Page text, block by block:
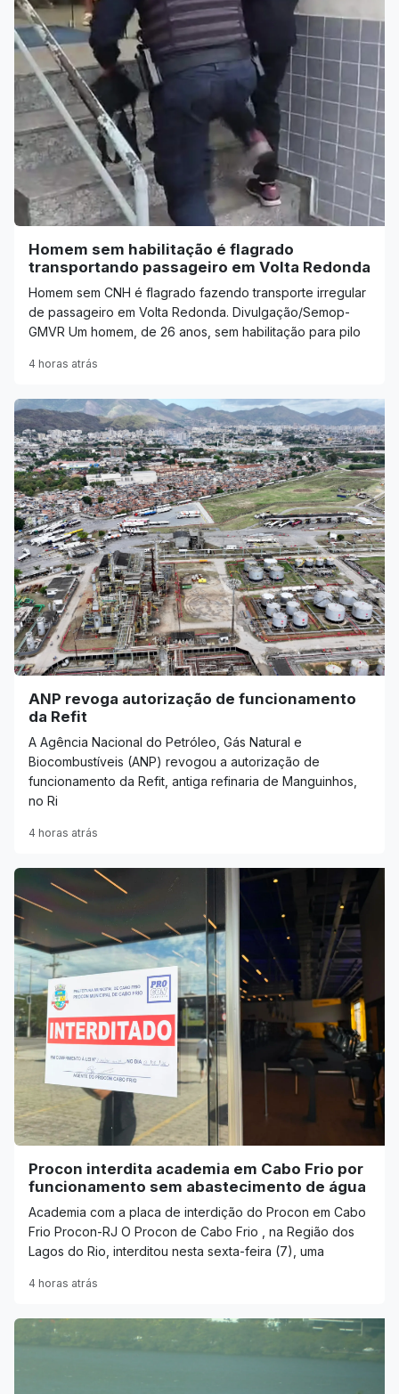
Homem sem habilitação é flagrado
transportando passageiro em Volta Redonda
Homem sem CNH é flagrado fazendo transporte irregular
de passageiro em Volta Redonda. Divulgação/Semop-
GMVR Um homem, de 26 anos, sem habilitação para pilo
4 horas atrás
ANP revoga autorização de funcionamento
da Refit
A Agência Nacional do Petróleo, Gás Natural e
Biocombustíveis (ANP) revogou a autorização de
funcionamento da Refit, antiga refinaria de Manguinhos,
no Ri
4 horas atrás
Procon interdita academia em Cabo Frio por
funcionamento sem abastecimento de água
Academia com a placa de interdição do Procon em Cabo
Frio Procon-RJ O Procon de Cabo Frio , na Região dos
Lagos do Rio, interditou nesta sexta-feira (7), uma
4 horas atrás